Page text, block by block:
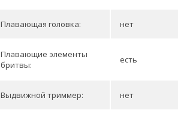
Плавающая головка: нет
Плавающие элементы
бритвы:
есть
Выдвижной триммер: нет